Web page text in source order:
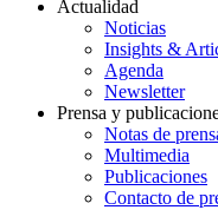
Actualidad
Noticias
Insights &
Agenda
Newsletter
Prensa y
Notas de
Multimedia
Publicaciones
Contacto de